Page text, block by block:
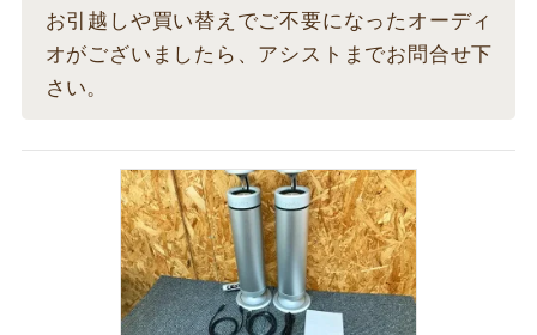
お引越しや買い替えでご不要になったオーディ
オがございましたら、アシストまでお問合せ下
さい。